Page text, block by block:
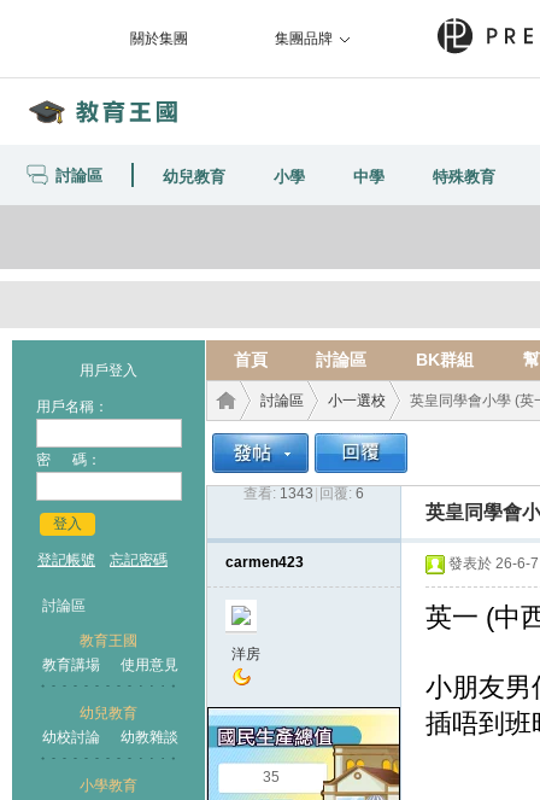
關於集團 集團品牌
討論區 幼兒教育 小學 中學 特殊教育
用戶登入
用戶名稱：
密 碼：
登入
登記帳號 忘記密碼
討論區
教育王國
教育講場
使用意見
幼兒教育
幼校討論
幼教雜談
小學教育
首頁 討論區 BK群組
王國
討論區
›
小一選校 英皇同學會小學 (英
查看: 1343 回覆: 6
英皇同學會
carmen423
洋房
35
發表於 26-6-
英一 (中
小朋友男
插唔到班